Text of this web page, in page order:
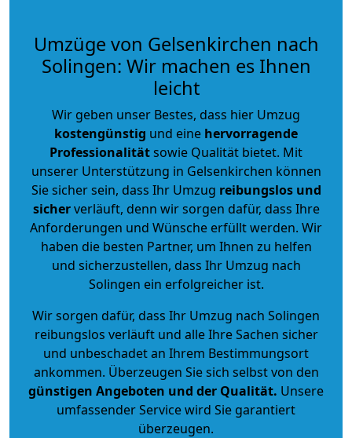
Umzüge von Gelsenkirchen nach
Solingen: Wir machen es Ihnen
leicht
Wir geben unser Bestes, dass hier Umzug
kostengünstig und eine hervorragende
Professionalitätsowie Qualität bietet. Mit
unserer Unterstützung in Gelsenkirchen können
Sie sicher sein, dass Ihr Umzug reibungslos und
sicherverläuft, denn wir sorgen dafür, dass Ihre
Anforderungen und Wünsche erfüllt werden. Wir
haben die besten Partner, um Ihnen zu helfen
und sicherzustellen, dass Ihr Umzug nach
Solingen ein erfolgreicher ist.
Wir sorgen dafür, dass Ihr Umzug nach Solingen
reibungslos verläuft und alle Ihre Sachen sicher
und unbeschadet an Ihrem Bestimmungsort
ankommen. Überzeugen Sie sich selbst von den
günstigen Angeboten und der Qualität. Unsere
umfassender Service wird Sie garantiert
überzeugen.